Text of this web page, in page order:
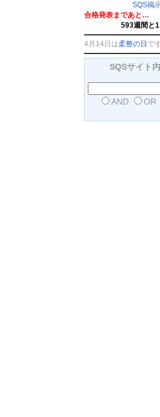
SQS掲
合格発表まであと…
593週間と
4月14日は柔整の日 で
SQSサイト
AND OR